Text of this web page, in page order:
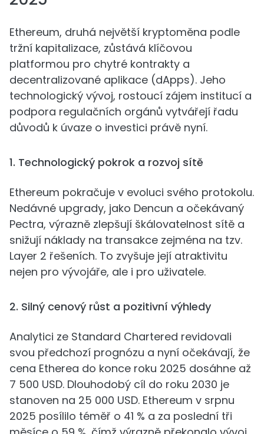
Ethereum, druhá největší kryptoměna podle
tržní kapitalizace, zůstává klíčovou
platformou pro chytré kontrakty a
decentralizované aplikace (dApps). Jeho
technologický vývoj, rostoucí zájem institucí a
podpora regulačních orgánů vytvářejí řadu
důvodů k úvaze o investici právě nyní.
1. Technologický pokrok a rozvoj sítě
Ethereum pokračuje v evoluci svého protokolu.
Nedávné upgrady, jako Dencun a očekávaný
Pectra, výrazně zlepšují škálovatelnost sítě a
snižují náklady na transakce zejména na tzv.
Layer 2 řešeních. To zvyšuje její atraktivitu
nejen pro vývojáře, ale i pro uživatele.
2. Silný cenový růst a pozitivní výhledy
Analytici ze Standard Chartered revidovali
svou předchozí prognózu a nyní očekávají, že
cena Etherea do konce roku 2025 dosáhne až
7 500 USD. Dlouhodobý cíl do roku 2030 je
stanoven na 25 000 USD. Ethereum v srpnu
2025 posílilo téměř o 41 % a za poslední tři